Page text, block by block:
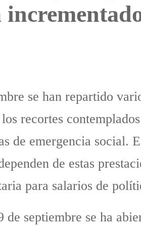
se han repartido
recortes
de emergencia social.
de estas
para salarios de
de septiembre se ha